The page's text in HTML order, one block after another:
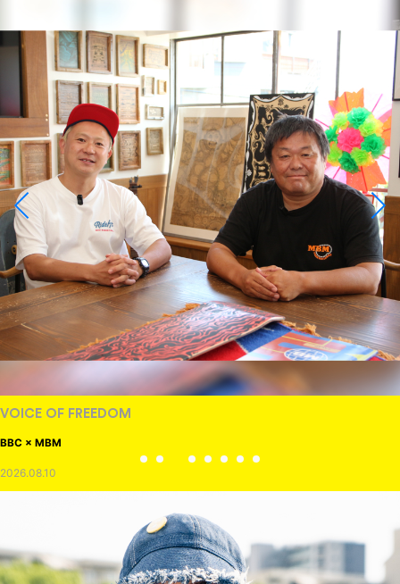
VOICE OF FREEDOM
BBC × MBM
2026.08.10